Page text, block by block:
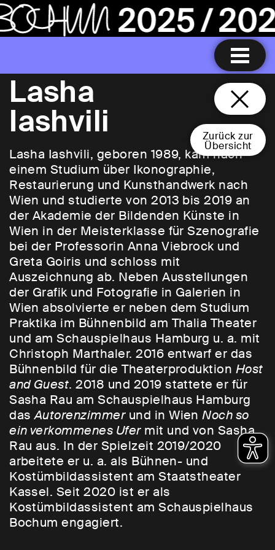
Zurück zur
Übersicht
Lasha
Iashvili
Lasha Iashvili, geboren 1989, kam nach
einem Studium über Ikonographie,
Restaurierung und Kunsthandwerk nach
Wien und studierte von 2013 bis 2019 an
der Akademie der Bildenden Künste in
Wien in der Meisterklasse für Szenografie
bei der Professorin Anna Viebrock und
Greta Goiris und schloss mit
Auszeichnung ab. Neben Ausstellungen
der Grafik und Fotografie in Galerien in
Wien absolvierte er neben dem Studium
Praktika im Bühnenbild am Thalia Theater
und am Schauspielhaus Hamburg u. a. mit
Christoph Marthaler. 2016 entwarf er das
Bühnenbild für die Theaterproduktion Host
and Guest. 2018 und 2019 stattete er für
Sasha Rau am Schauspielhaus Hamburg
dasAutorenzimmerund in WienNoch so
ein verkommenes Ufermit und von Sasha
Rau aus. In der Spielzeit 2019/2020
arbeitete er u. a. als Bühnen- und
Kostümbildassistent am Staatstheater
Kassel. Seit 2020 ist er als
Kostümbildassistent am Schauspielhaus
Bochum engagiert.